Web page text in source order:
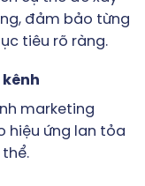
đảm bảo từng
tiêu rõ ràng.
marketing
hiệu ứng lan tỏa